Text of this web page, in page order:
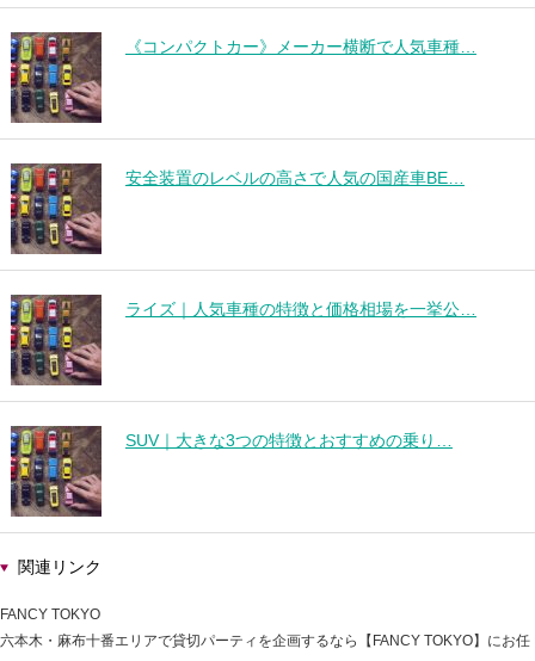
《コンパクトカー》メーカー横断で人気車種…
安全装置のレベルの高さで人気の国産車BE…
ライズ｜人気車種の特徴と価格相場を一挙公…
SUV｜大きな3つの特徴とおすすめの乗り…
関連リンク
FANCY TOKYO
六本木・麻布十番エリアで貸切パーティを企画するなら【FANCY TOKYO】にお任